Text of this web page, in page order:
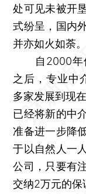
处可见未被开
式纷呈，国内
并亦如火如荼。
自2000年保
之后，专业中
多家发展到现
已经将新的中
准备进一步降
于以自然人一
公司，只要有
交纳2万元的保